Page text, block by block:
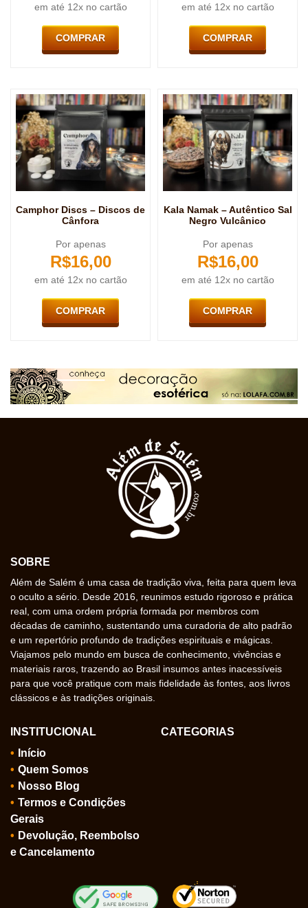
em até 12x no cartão
COMPRAR
em até 12x no cartão
COMPRAR
Camphor Discs – Discos de
Cânfora
Por apenas
R$16,00
em até 12x no cartão
COMPRAR
Kala Namak – Autêntico Sal
Negro Vulcânico
Por apenas
R$16,00
em até 12x no cartão
COMPRAR
SOBRE
Além de Salém é uma casa de tradição viva, feita para quem leva
o oculto a sério. Desde 2016, reunimos estudo rigoroso e prática
real, com uma ordem própria formada por membros com
décadas de caminho, sustentando uma curadoria de alto padrão
e um repertório profundo de tradições espirituais e mágicas.
Viajamos pelo mundo em busca de conhecimento, vivências e
materiais raros, trazendo ao Brasil insumos antes inacessíveis
para que você pratique com mais fidelidade às fontes, aos livros
clássicos e às tradições originais.
INSTITUCIONAL
Início
Quem Somos
Nosso Blog
Termos e Condições
Gerais
Devolução, Reembolso
e Cancelamento
CATEGORIAS